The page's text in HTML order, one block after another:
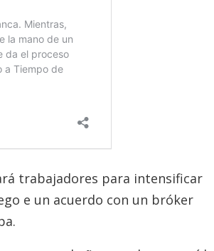
trabajadores para intensificar
e un acuerdo con un bróker